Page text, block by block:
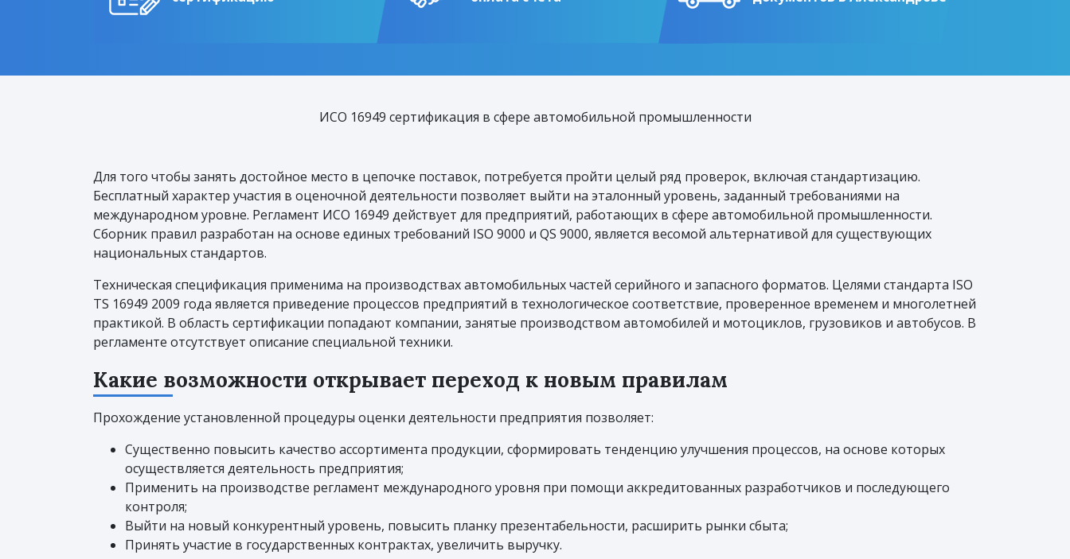
ИСО 16949 сертификация в сфере автомобильной промышленности
Для того чтобы занять достойное место в цепочке поставок, потребуется пройти целый ряд проверок, включая стандартизацию.
Бесплатный характер участия в оценочной деятельности позволяет выйти на эталонный уровень, заданный требованиями на
международном уровне. Регламент ИСО 16949 действует для предприятий, работающих в сфере автомобильной промышленности.
Сборник правил разработан на основе единых требований ISO 9000 и QS 9000, является весомой альтернативой для существующих
национальных стандартов.
Техническая спецификация применима на производствах автомобильных частей серийного и запасного форматов. Целями стандарта ISO
TS 16949 2009 года является приведение процессов предприятий в технологическое соответствие, проверенное временем и многолетней
практикой. В область сертификации попадают компании, занятые производством автомобилей и мотоциклов, грузовиков и автобусов. В
регламенте отсутствует описание специальной техники.
Какие возможности открывает переход к новым правилам
Прохождение установленной процедуры оценки деятельности предприятия позволяет:
Существенно повысить качество ассортимента продукции, сформировать тенденцию улучшения процессов, на основе которых
осуществляется деятельность предприятия;
Применить на производстве регламент международного уровня при помощи аккредитованных разработчиков и последующего
контроля;
Выйти на новый конкурентный уровень, повысить планку презентабельности, расширить рынки сбыта;
Принять участие в государственных контрактах, увеличить выручку.